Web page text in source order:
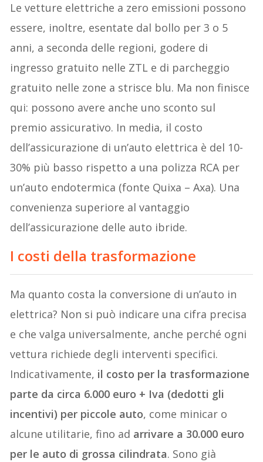
Le vetture elettriche a zero emissioni possono
essere, inoltre, esentate dal bollo per 3 o 5
anni, a seconda delle regioni, godere di
ingresso gratuito nelle ZTL e di parcheggio
gratuito nelle zone a strisce blu. Ma non finisce
qui: possono avere anche uno sconto sul
premio assicurativo. In media, il costo
dell’assicurazione di un’auto elettrica è del 10-
30% più basso rispetto a una polizza RCA per
un’auto endotermica (fonte Quixa – Axa). Una
convenienza superiore al vantaggio
dell’assicurazione delle auto ibride.
I costi della trasformazione
Ma quanto costa la conversione di un’auto in
elettrica? Non si può indicare una cifra precisa
e che valga universalmente, anche perché ogni
vettura richiede degli interventi specifici.
Indicativamente, il costo per la trasformazione
parte da circa 6.000 euro + Iva (dedotti gli
incentivi) per piccole auto, come minicar o
alcune utilitarie, fino ad arrivare a 30.000 euro
per le auto di grossa cilindrata. Sono già